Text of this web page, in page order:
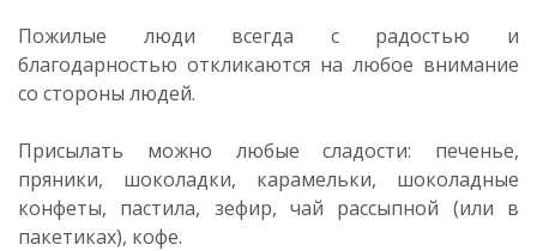
Пожилые люди всегда с радостью и
благодарностью откликаются на любое внимание
со стороны людей.
Присылать можно любые сладости: печенье,
пряники, шоколадки, карамельки, шоколадные
конфеты, пастила, зефир, чай рассыпной (или в
пакетиках), кофе.